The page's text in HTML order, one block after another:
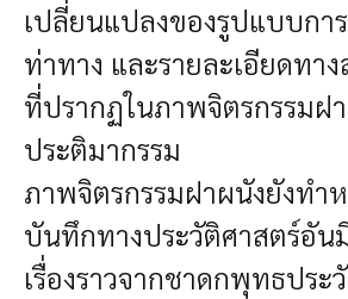
เปลี่ยนแปลงของรูปแบบกา
ท่าทาง และรายละเอียดทา
ที่ปรากฏในภาพจิตรกรรมฝ
ประติมากรรม
ภาพจิตรกรรมฝาผนังยังทำ
บันทึกทางประวัติศาสตร์อัน
เรื่องราวจากชาดกพุทธปร